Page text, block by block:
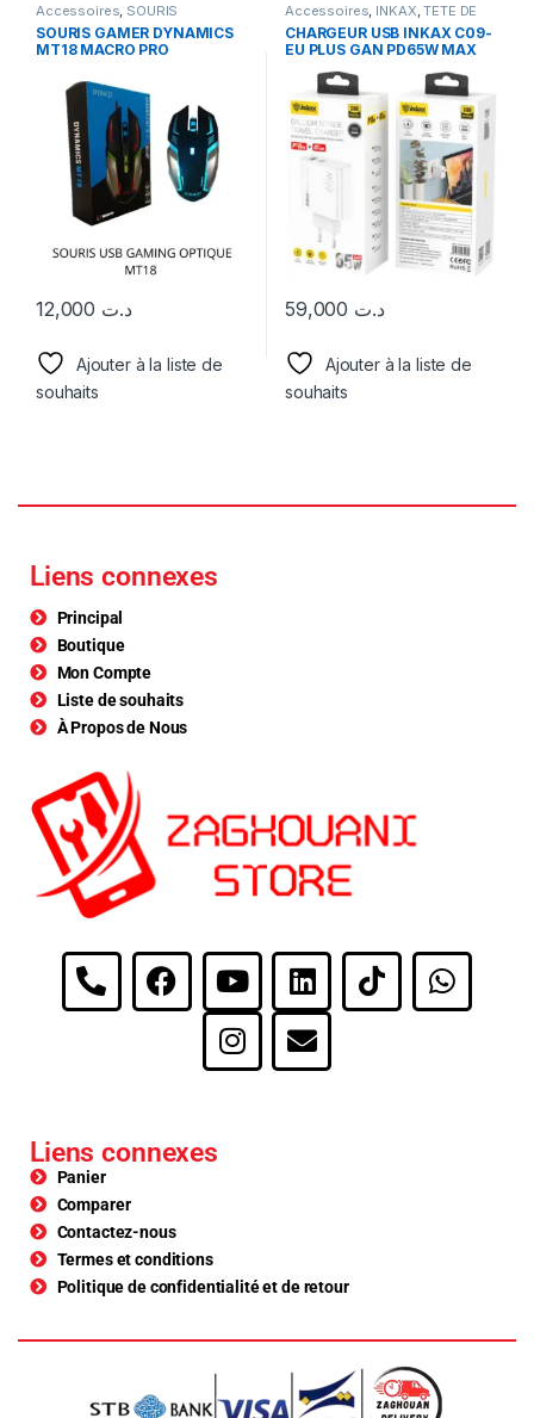
Accessoires, SOURIS
SOURIS GAMER DYNAMICS
MT18 MACRO PRO
د.ت
Ajouter à la liste de
souhaits
Accessoires, INKAX,TETE DE
CHARGEUR
CHARGEUR USB INKAX C09-
EU PLUS GAN PD65W MAX
د.ت
Ajouter à la liste de
souhaits
Liens connexes
Principal
Boutique
Mon Compte
Liste de souhaits
À Propos de Nous
Liens connexes
Panier
Comparer
Contactez-nous
Termes et conditions
Politique de confidentialité et de retour